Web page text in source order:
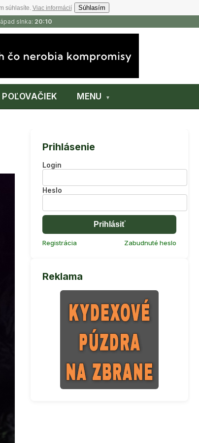
súhlasíte. Viac informácií
Súhlasím
slnka: 20:10
MENU
Prihlásenie
Login
Heslo
Prihlásiť
Registrácia Zabudnuté heslo
Reklama